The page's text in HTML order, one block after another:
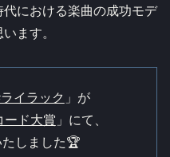
における楽曲の成功モデ
ます。
イラック 」が
ード大賞 」にて、
しました🏆